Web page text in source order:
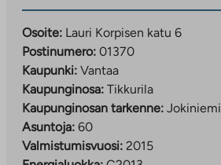
Osoite: Lauri Korpisen katu 6
Postinumero: 01370
Kaupunki: Vantaa
Kaupunginosa: Tikkurila
Kaupunginosan tarkenne: Jokiniemi
Asuntoja: 60
Valmistumisvuosi: 2015